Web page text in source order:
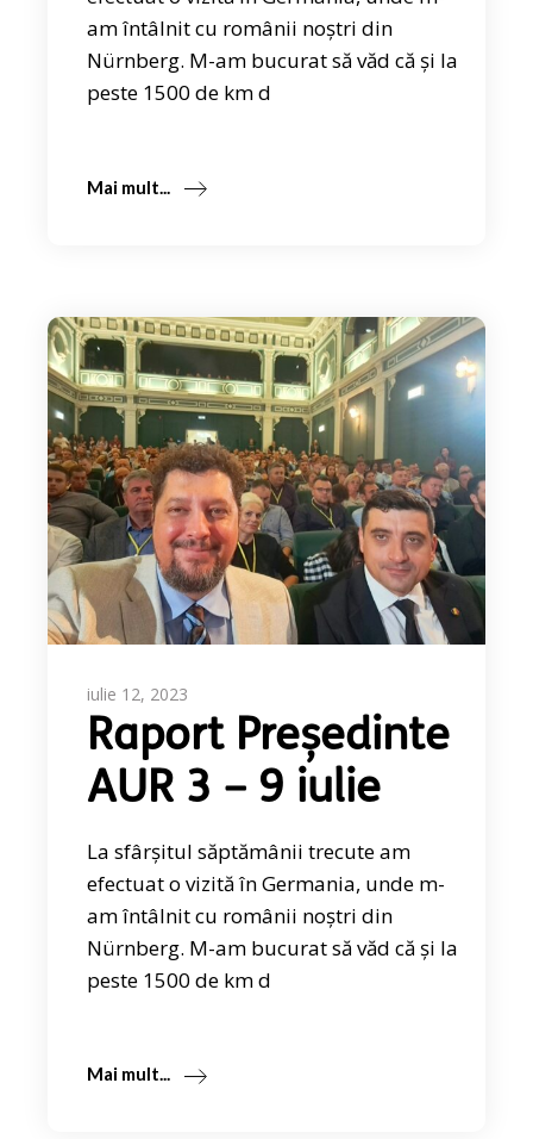
am întâlnit cu românii noștri din
Nürnberg. M-am bucurat să văd că și la
peste 1500 de km d
Mai mult...
iulie 12, 2023
Raport Președinte
AUR 3 – 9 iulie
La sfârșitul săptămânii trecute am
efectuat o vizită în Germania, unde m-
am întâlnit cu românii noștri din
Nürnberg. M-am bucurat să văd că și la
peste 1500 de km d
Mai mult...